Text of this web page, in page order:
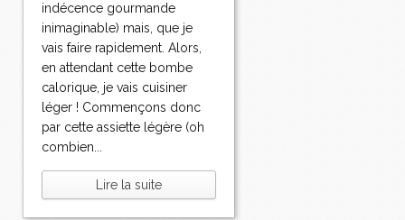
indécence gourmande
inimaginable) mais, que je
vais faire rapidement. Alors,
en attendant cette bombe
calorique, je vais cuisiner
léger ! Commençons donc
par cette assiette légère (oh
combien...
Lire la suite